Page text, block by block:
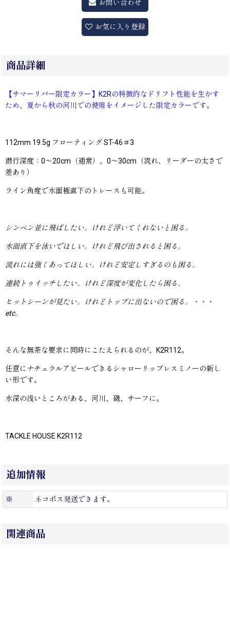
お問い合わせ
お気に入り登録
商品詳細
【サマーリバー限定カラー】K2Rの特徴的なドリフト性能を生かす
ため、夏から秋の河川での使用をイメージした限定カラーです。
112mm 19.5g フローティング ST-46＃3
潜行深度：0〜20cm（通常）、0〜30cm（流れ、リーダーの太さで
差あり）
ライン角度で水面極直下のトレースも可能。
シンペン並に飛ばしたい。けれど浮いてくれないと困る。
水面直下を泳いでほしい。けれど飛び出されると困る。
流れには強くあってほしい。けれど安定しすぎるのも困る。
連続トゥイッチしたい。けれど深度が変化したら困る。
ヒットシーンが見たい。けれどトップに出ないので困る。・・・
etc。
そんな無茶な要求に同時にこたえられるのが、K2R112。
任意にナチュラルアピールできるシャローリップレスミノーの新し
い形です。
水深の浅いところがある、河川、磯、サーフに。
TACKLE HOUSE K2R112
追加情報
※ ネコポス発送できます。
関連商品